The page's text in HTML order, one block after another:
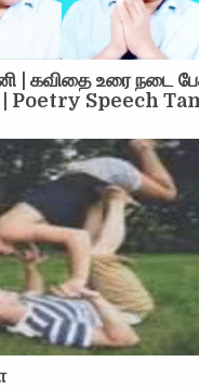
| கவிதை உரை நடை
| | Poetry Speech